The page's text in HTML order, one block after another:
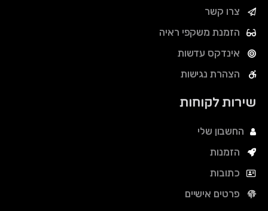
צרו קשר
הזמנת משקפי ראיה
אינדקס עדשות
הצהרת נגישות
שירות לקוחות
החשבון שלי
הזמנות
כתובות
פרטים אישיים